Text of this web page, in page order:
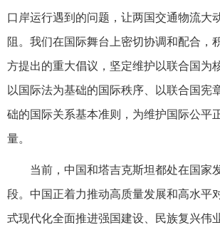
口岸运行遇到的问题，让两国交通物流大
阻。我们在国际舞台上密切协调和配合，
方提出的重大倡议，坚定维护以联合国为
以国际法为基础的国际秩序、以联合国宪
础的国际关系基本准则，为维护国际公平
量。
当前，中国和塔吉克斯坦都处在国家
段。中国正着力推动高质量发展和高水平
式现代化全面推进强国建设、民族复兴伟